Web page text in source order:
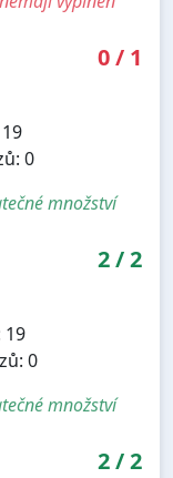
0/ 1
0
množství
2/2
19
0
množství
2/2